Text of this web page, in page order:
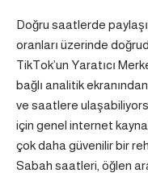
Doğru saatlerde
oranları üzerinde
TikTok’un Yaratıcı
bağlı analitik
ve saatlere
için genel internet
çok daha güvenilir bir
Sabah saatleri, öğlen